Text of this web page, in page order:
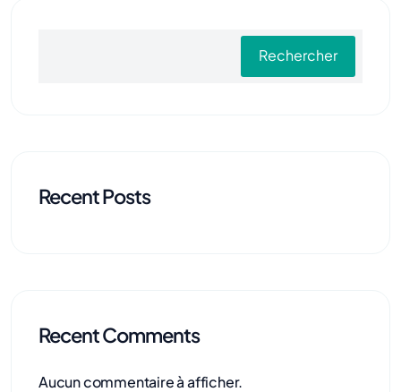
Rechercher
Recent Posts
Recent Comments
Aucun commentaire à afficher.